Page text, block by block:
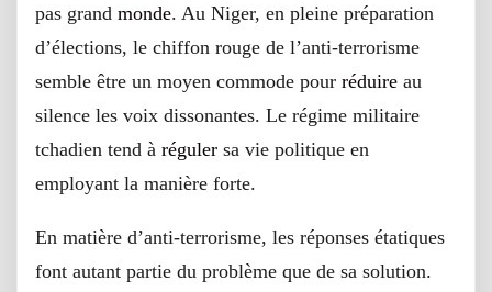
pas grand monde. Au Niger, en pleine préparation
d’élections, le chiffon rouge de l’anti-terrorisme
semble être un moyen commode pour réduire au
silence les voix dissonantes. Le régime militaire
tchadien tend à réguler sa vie politique en
employant la manière forte.
En matière d’anti-terrorisme, les réponses étatiques
font autant partie du problème que de sa solution.